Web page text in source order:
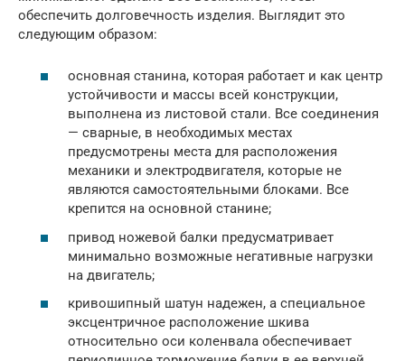
обеспечить долговечность изделия. Выглядит это
следующим образом:
основная станина, которая работает и как центр
устойчивости и массы всей конструкции,
выполнена из листовой стали. Все соединения
— сварные, в необходимых местах
предусмотрены места для расположения
механики и электродвигателя, которые не
являются самостоятельными блоками. Все
крепится на основной станине;
привод ножевой балки предусматривает
минимально возможные негативные нагрузки
на двигатель;
кривошипный шатун надежен, а специальное
эксцентричное расположение шкива
относительно оси коленвала обеспечивает